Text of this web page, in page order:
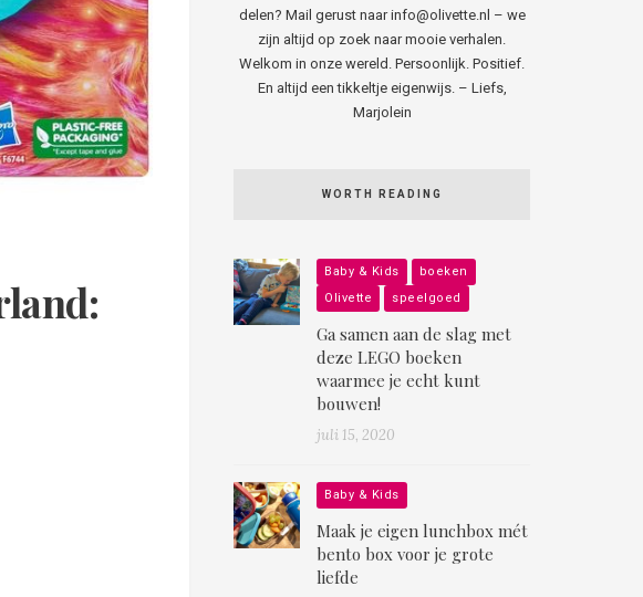
delen? Mail gerust naar info@olivette.nl – we
zijn altijd op zoek naar mooie verhalen.
Welkom in onze wereld. Persoonlijk. Positief.
En altijd een tikkeltje eigenwijs. – Liefs,
Marjolein
WORTH READING
Baby & Kids
boeken
Olivette
speelgoed
Ga samen aan de slag met
deze LEGO boeken
waarmee je echt kunt
bouwen!
juli 15, 2020
Baby & Kids
Maak je eigen lunchbox mét
bento box voor je grote
liefde